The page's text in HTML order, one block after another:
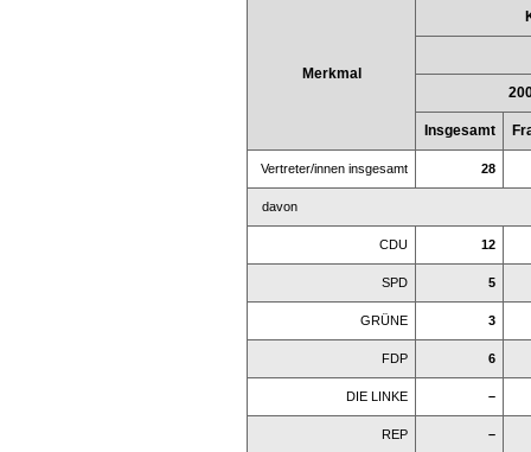
Merkmal
Insgesamt
Vertreter/innen insgesamt 28
davon
CDU 12
SPD 5
GRÜNE 3
FDP 6
DIE LINKE –
REP –